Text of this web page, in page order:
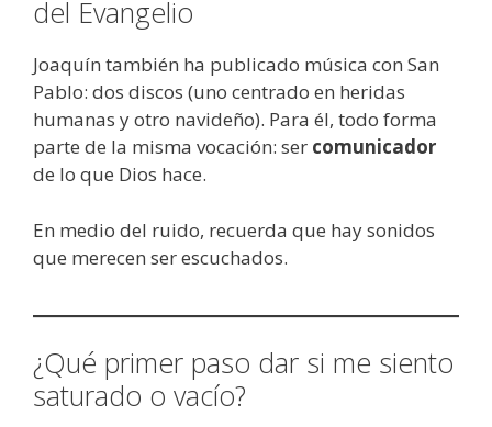
del Evangelio
Joaquín también ha publicado música con San
Pablo: dos discos (uno centrado en heridas
humanas y otro navideño). Para él, todo forma
parte de la misma vocación: ser comunicador
de lo que Dios hace.
En medio del ruido, recuerda que hay sonidos
que merecen ser escuchados.
¿Qué primer paso dar si me siento
saturado o vacío?